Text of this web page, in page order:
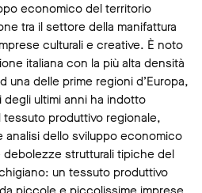
economico del territorio
tra il settore della manifattura
culturali e creative. È noto
italiana con la più alta densità
una delle prime regioni d’Europa,
degli ultimi anni ha indotto
produttivo regionale,
dello sviluppo economico
strutturali tipiche del
un tessuto produttivo